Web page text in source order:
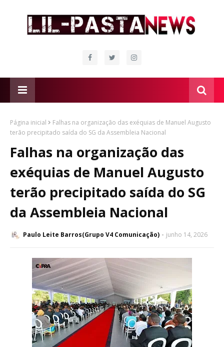
Página inicial
Falhas na organização das exéquias de Manuel Augusto
terão precipitado saída do SG da Assembleia Nacional
Falhas na organização das
exéquias de Manuel Augusto
terão precipitado saída do SG
da Assembleia Nacional
Paulo Leite Barros(Grupo V4 Comunicação) junho 14, 2026